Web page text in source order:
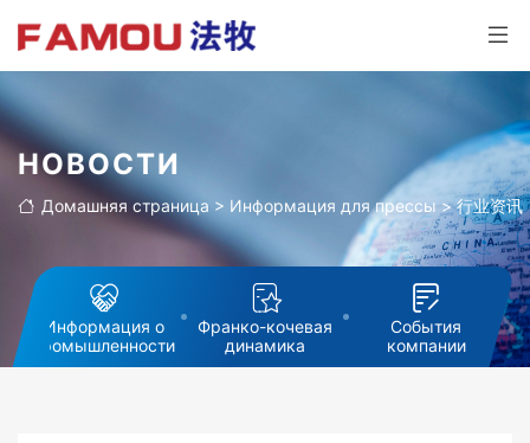
НОВОСТИ
Домашняя страница > Информация для прессы >行业资讯
Информация о
промышленности
Франко-кочевая
динамика
События
компании